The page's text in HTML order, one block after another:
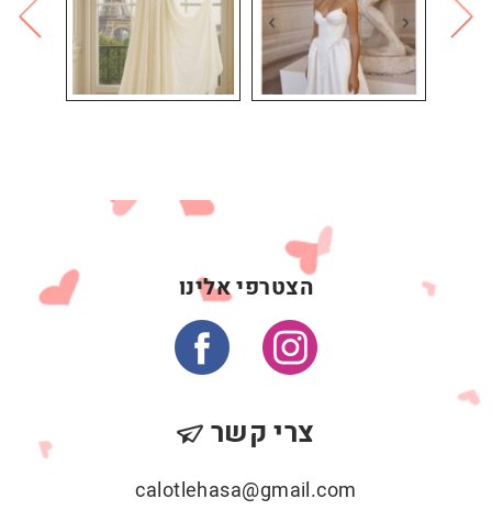
הצטרפי אלינו
צרי קשר
calotlehasa@gmail.com